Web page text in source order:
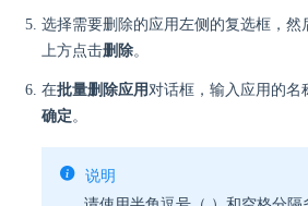
选择需要删除的应用左侧的复选框，然
上方点击删除。
在批量删除应用对话框，输入应用的名
确定。
说明